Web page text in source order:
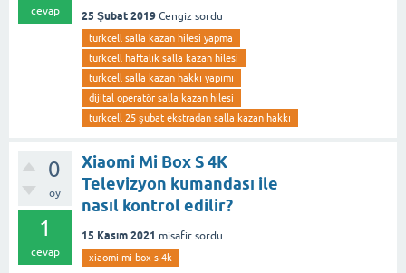
cevap 25 Şubat 2019 Cengiz sordu
turkcell salla kazan hilesi yapma
turkcell haftalık salla kazan hilesi
turkcell salla kazan hakkı yapımı
dijital operatör salla kazan hilesi
turkcell 25 şubat ekstradan salla kazan hakkı
0
oy
1
cevap
Xiaomi Mi Box S 4K
Televizyon kumandası ile
nasıl kontrol edilir?
15 Kasım 2021 misafir sordu
xiaomi mi box s 4k